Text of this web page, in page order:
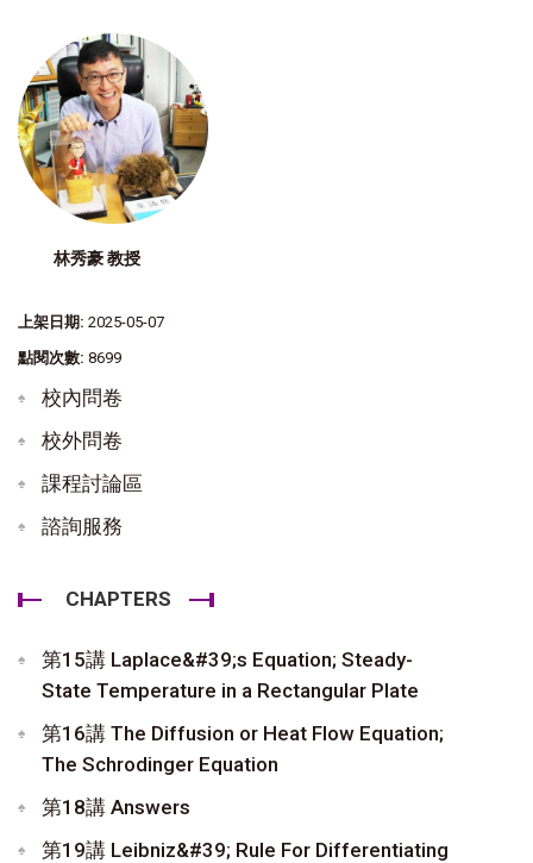
林秀豪 教授
上架日期: 2025-05-07
點閱次數: 8699
校內問卷
校外問卷
課程討論區
諮詢服務
CHAPTERS
第15講 Laplace&#39;s Equation; Steady-
State Temperature in a Rectangular Plate
第16講 The Diffusion or Heat Flow Equation;
The Schrodinger Equation
第18講 Answers
第19講 Leibniz&#39; Rule For Differentiating